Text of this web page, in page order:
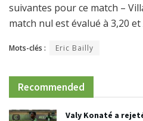
suivantes pour ce match –
match nul est évalué à 3,20
Mots-clés : Eric Bailly
Recommended
Valy Konaté a